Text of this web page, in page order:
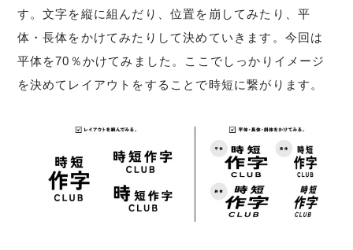
す。文字を縦に組んだり、位置を崩してみたり、平
体・長体をかけてみたりして決めていきます。今回は
平体を70％かけてみました。ここでしっかりイメージ
を決めてレイアウトをすることで時短に繋がります。